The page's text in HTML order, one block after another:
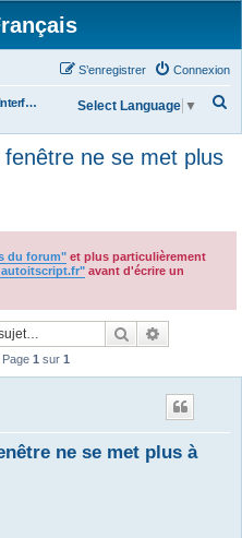
Connexion
S’enregistrer
Interface Graphique Utilisateur (GUI)
r
e
Select Language ▼
ne se met plus
du forum" et plus particulièrement
autoitscript.fr" avant d'écrire un
Rechercher
1 sur 1
ne se met plus à